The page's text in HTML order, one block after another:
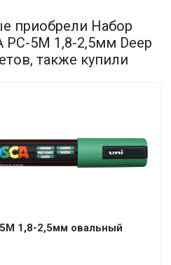
приобрели Набор
PC-5M 1,8-2,5мм Deep
также купили
1,8-2,5мм овальный